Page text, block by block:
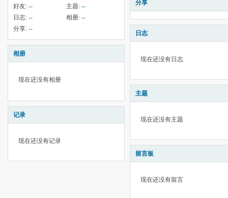
好友: -- 主题: --
日志: -- 相册: --
分享: --
相册
现在还没有相册
记录
现在还没有记录
分享
日志
现在还没有日志
主题
现在还没有主题
留言板
现在还没有留言